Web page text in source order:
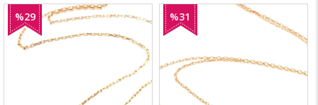
%29
İndirim
%31